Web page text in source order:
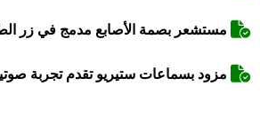
مستشعر بصمة الأصابع مدمج في زر
مزود بسماعات ستيريو تقدم تجربة